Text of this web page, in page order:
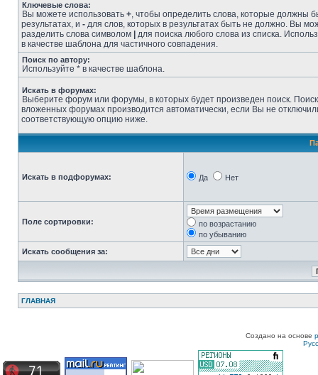
Ключевые слова:
Вы можете использовать +, чтобы определить слова, которые должны
результатах, и - для слов, которых в результатах быть не должно. Вы
разделить слова символом
для поиска любого слова из списка.
в качестве шаблона для частичного совпадения.
Поиск по автору:
Используйте * в качестве шаблона.
Искать в форумах:
Выберите форум или форумы, в которых будет произведен поиск.
вложенных форумах производится автоматически, если Вы не
соответствующую опцию ниже.
Искать в подфорумах: Да Нет
Поле сортировки:
по возрастанию
по убыванию
Искать сообщения за:
ГЛАВНАЯ
Создано на основе